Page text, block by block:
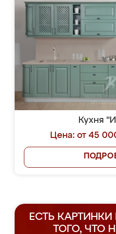
Кухня
Цена: от 45
ЕСТЬ
ТОГО, ЧТО